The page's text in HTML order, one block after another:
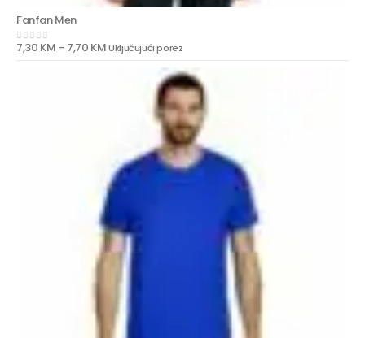
Fanfan Men
0out of 5
7,30 KM – 7,70 KMUključujući porez